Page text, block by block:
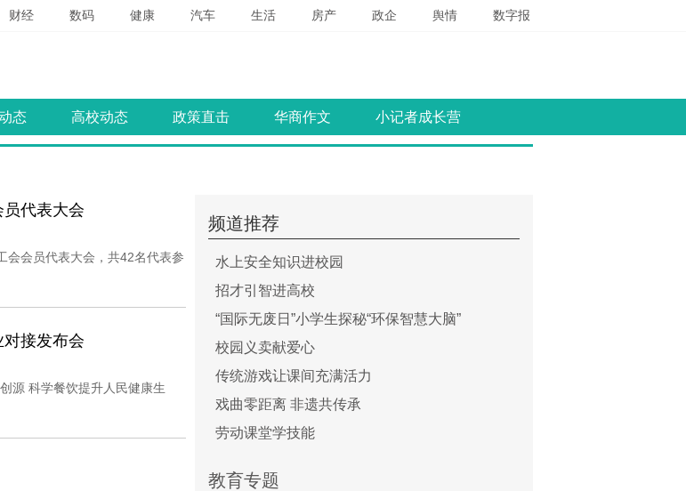
财经 数码 健康 汽车 生活 房产 政企 舆情 数字报
态 高校动态 政策直击 华商作文 小记者成长营
代表大会
会会员代表大会，共42名代表参
接发布会
源 科学餐饮提升人民健康生
频道推荐
水上安全知识进校园
招才引智进高校
“国际无废日”小学生探秘“环保智慧大脑”
校园义卖献爱心
传统游戏让课间充满活力
戏曲零距离 非遗共传承
劳动课堂学技能
教育专题